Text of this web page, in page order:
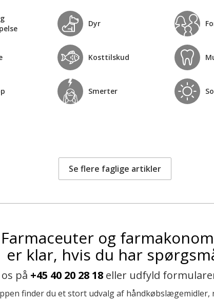
Dyr
Kosttilskud
Smerter
Se flere faglige artikler
Farmaceuter og
er klar, hvis du har
på +45 40 20 28 18 eller udfyld
finder du et stort udvalg af håndkøbslægemidler,